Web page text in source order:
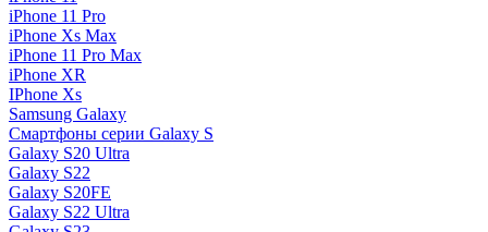
iPhone 11 Pro
iPhone Xs Max
iPhone 11 Pro Max
iPhone XR
IPhone Xs
Samsung Galaxy
Смартфоны серии Galaxy S
Galaxy S20 Ultra
Galaxy S22
Galaxy S20FE
Galaxy S22 Ultra